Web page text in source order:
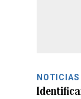
NOTICIAS